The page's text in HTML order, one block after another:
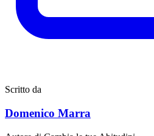
Scritto da
Domenico Marra